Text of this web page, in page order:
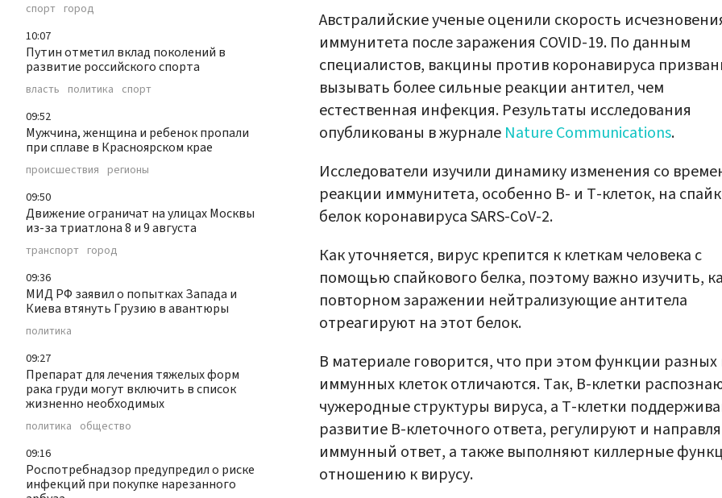
спорт город
10:07
Путин отметил вклад поколений в
развитие российского спорта
власть политика спорт
09:52
Мужчина, женщина и ребенок пропали
при сплаве в Красноярском крае
происшествия регионы
09:50
Движение ограничат на улицах Москвы
из-за триатлона 8 и 9 августа
транспорт город
09:36
МИД РФ заявил о попытках Запада и
Киева втянуть Грузию в авантюры
политика
09:27
Препарат для лечения тяжелых форм
рака груди могут включить в список
жизненно необходимых
политика общество
09:16
Роспотребнадзор предупредил о риске
инфекций при покупке нарезанного
Австралийские ученые оценили скорость
иммунитета после заражения COVID-19. По данным
специалистов, вакцины против коронавируса
вызывать более сильные реакции антител, чем
естественная инфекция. Результаты исследования
опубликованы в журнале Nature Communications.
Исследователи изучили динамику изменения со
реакции иммунитета, особенно B- и T-клеток, на
белок коронавируса SARS-CoV-2.
Как уточняется, вирус крепится к клеткам человека с
помощью спайкового белка, поэтому важно изучить,
повторном заражении нейтрализующие антитела
отреагируют на этот белок.
В материале говорится, что при этом функции разных
иммунных клеток отличаются. Так, В-клетки
чужеродные структуры вируса, а Т-клетки
развитие В-клеточного ответа, регулируют и
иммунный ответ, а также выполняют киллерные
отношению к вирусу.